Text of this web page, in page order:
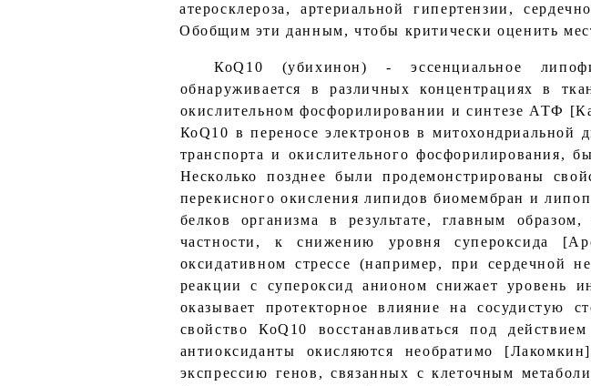
атеросклероза, артериальной гипертензии,
Обобщим эти данным, чтобы критически оценить
КоQ10 (убихинон) - эссенциальное
обнаруживается в различных концентрациях в
окислительном фосфорилировании и синтезе АТФ
КоQ10 в переносе электронов в митохондриальной
транспорта и окислительного фосфорилирования,
Несколько позднее были продемонстрированы
перекисного окисления липидов биомембран и
белков организма в результате, главным
частности, к снижению уровня супероксида
оксидативном стрессе (например, при сердечной
реакции с супероксид анионом снижает уровень
оказывает протекторное влияние на сосудистую
свойство КоQ10 восстанавливаться под
антиоксиданты окисляются необратимо
экспрессию генов, связанных с клеточным